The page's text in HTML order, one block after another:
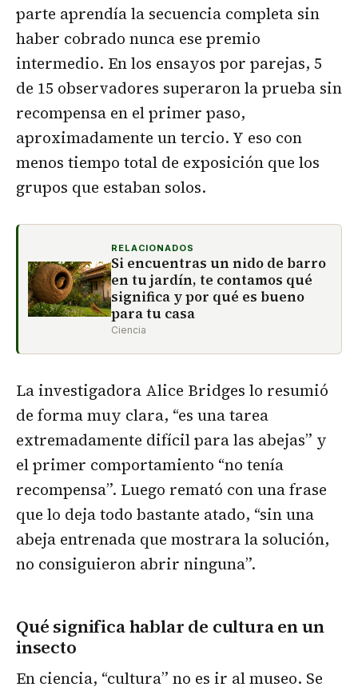
parte aprendía la secuencia completa sin
haber cobrado nunca ese premio
intermedio. En los ensayos por parejas, 5
de 15 observadores superaron la prueba sin
recompensa en el primer paso,
aproximadamente un tercio. Y eso con
menos tiempo total de exposición que los
grupos que estaban solos.
RELACIONADOS
Si encuentras un nido de barro
en tu jardín, te contamos qué
significa y por qué es bueno
para tu casa
Ciencia
La investigadora Alice Bridges lo resumió
de forma muy clara, “es una tarea
extremadamente difícil para las abejas” y
el primer comportamiento “no tenía
recompensa”. Luego remató con una frase
que lo deja todo bastante atado, “sin una
abeja entrenada que mostrara la solución,
no consiguieron abrir ninguna”.
Qué significa hablar de cultura en un
insecto
En ciencia, “cultura” no es ir al museo. Se